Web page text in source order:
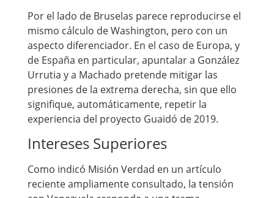
Por el lado de Bruselas parece reproducirse el
mismo cálculo de Washington, pero con un
aspecto diferenciador. En el caso de Europa, y
de España en particular, apuntalar a González
Urrutia y a Machado pretende mitigar las
presiones de la extrema derecha, sin que ello
signifique, automáticamente, repetir la
experiencia del proyecto Guaidó de 2019.
Intereses Superiores
Como indicó Misión Verdad en un artículo
reciente ampliamente consultado, la tensión